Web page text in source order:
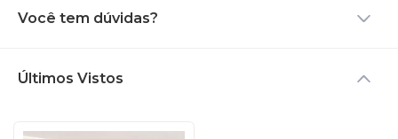
Você tem dúvidas?
Últimos Vistos